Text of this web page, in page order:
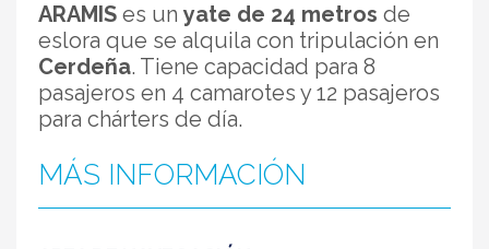
ARAMIS es un yate de 24 metros de
eslora que se alquila con tripulación en
Cerdeña. Tiene capacidad para 8
pasajeros en 4 camarotes y 12 pasajeros
para chárters de día.
MÁS INFORMACIÓN